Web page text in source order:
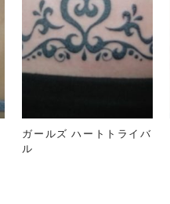
ガールズ ハートトライバ
ル